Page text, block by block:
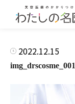
2022.12.15
img_drscosme_001